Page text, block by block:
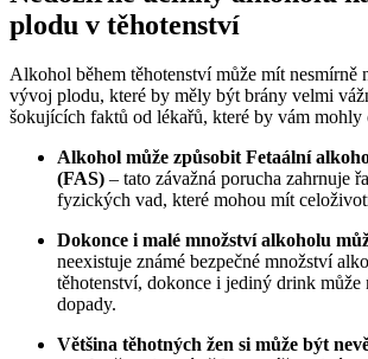
plodu v těhotenství
Alkohol během těhotenství může mít nesmírně
vývoj plodu, které by měly být brány velmi
šokujících faktů od lékařů, které by vám mohly
Alkohol může způsobit Fetaální
(FAS) – tato závažná porucha zahrnuje
fyzických vad, které mohou mít
Dokonce i malé množství alkoholu
neexistuje známé bezpečné množství
těhotenství, dokonce i jediný drink může
dopady.
Většina těhotných žen si může být